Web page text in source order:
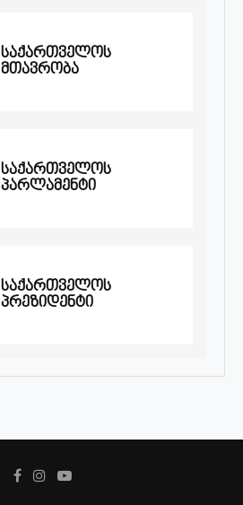
საქართველოს
მთავრობა
საქართველოს
პარლამენტი
საქართველოს
პრეზიდენტი